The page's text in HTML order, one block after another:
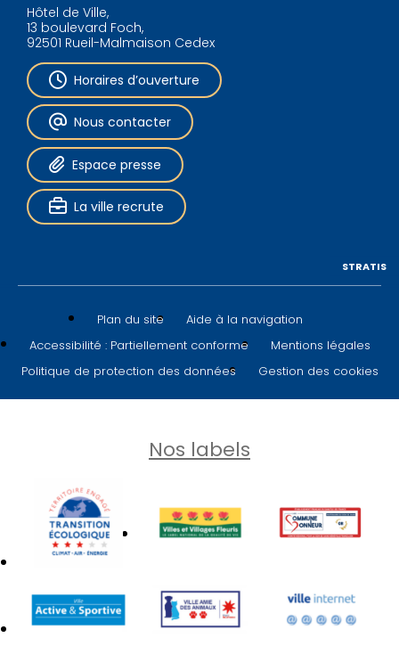
Hôtel de Ville,
13 boulevard Foch,
92501 Rueil-Malmaison Cedex
Horaires d’ouverture
Nous contacter
Espace presse
La ville recrute
Plan du site
Aide à la navigation
Accessibilité : Partiellement conforme
Mentions légales
Politique de protection des données
Gestion des cookies
STRATIS
Nos labels